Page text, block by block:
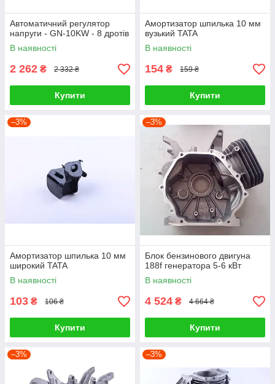
Автоматичний регулятор
напруги - GN-10KW - 8 дротів
В наявності
2 262 ₴ 2 332 ₴
Купити
Амортизатор шпилька 10 мм
вузький TATA
В наявності
154 ₴ 159 ₴
Купити
–3%
Амортизатор шпилька 10 мм
широкий TATA
В наявності
103 ₴ 106 ₴
Купити
–3%
Блок бензинового двигуна
188f генератора 5-6 кВт
В наявності
4 524 ₴ 4 664 ₴
Купити
–3% –3%